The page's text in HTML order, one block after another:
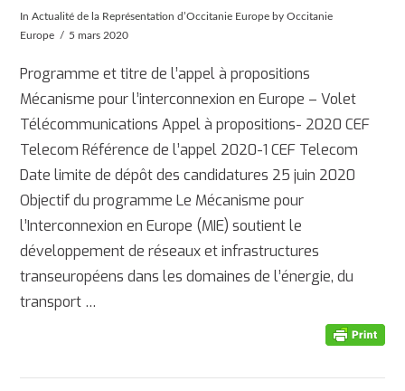
AFFICHER
InActualité de la Représentation d’Occitanie Europe by Occitanie
Europe
5 mars 2020
Programme et titre de l’appel à propositions
Mécanisme pour l’interconnexion en Europe – Volet
Télécommunications Appel à propositions- 2020 CEF
Telecom Référence de l’appel 2020-1 CEF Telecom
Date limite de dépôt des candidatures 25 juin 2020
Objectif du programme Le Mécanisme pour
l’Interconnexion en Europe (MIE) soutient le
développement de réseaux et infrastructures
transeuropéens dans les domaines de l’énergie, du
transport …